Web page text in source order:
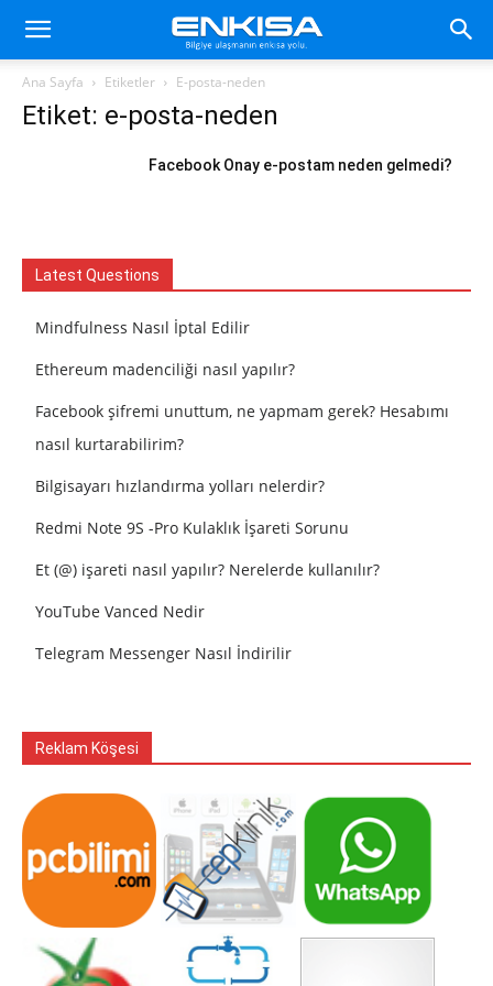
Ana Sayfa Etiketler E-posta-neden
Etiket: e-posta-neden
Facebook Onay e-postam neden gelmedi?
Latest Questions
Mindfulness Nasıl İptal Edilir
Ethereum madenciliği nasıl yapılır?
Facebook şifremi unuttum, ne yapmam gerek? Hesabımı
nasıl kurtarabilirim?
Bilgisayarı hızlandırma yolları nelerdir?
Redmi Note 9S -Pro Kulaklık İşareti Sorunu
Et (@) işareti nasıl yapılır? Nerelerde kullanılır?
YouTube Vanced Nedir
Telegram Messenger Nasıl İndirilir
Reklam Köşesi